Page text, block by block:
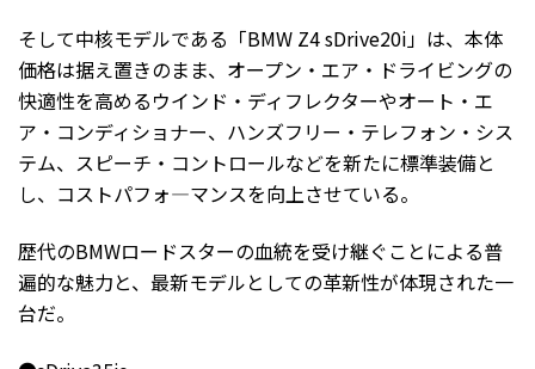
そして中核モデルである「BMW Z4 sDrive20i」は、本体
価格は据え置きのまま、オープン・エア・ドライビングの
快適性を高めるウインド・ディフレクターやオート・エ
ア・コンディショナー、ハンズフリー・テレフォン・シス
テム、スピーチ・コントロールなどを新たに標準装備と
し、コストパフォ―マンスを向上させている。
歴代のBMWロードスターの血統を受け継ぐことによる普
遍的な魅力と、最新モデルとしての革新性が体現された一
台だ。